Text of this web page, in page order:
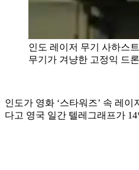
인도 레이저 무기 사하스
무기가 겨냥한 고정익 드
인도가 영화 ‘스타워즈’ 속 레
다고 영국 일간 텔레그래프가